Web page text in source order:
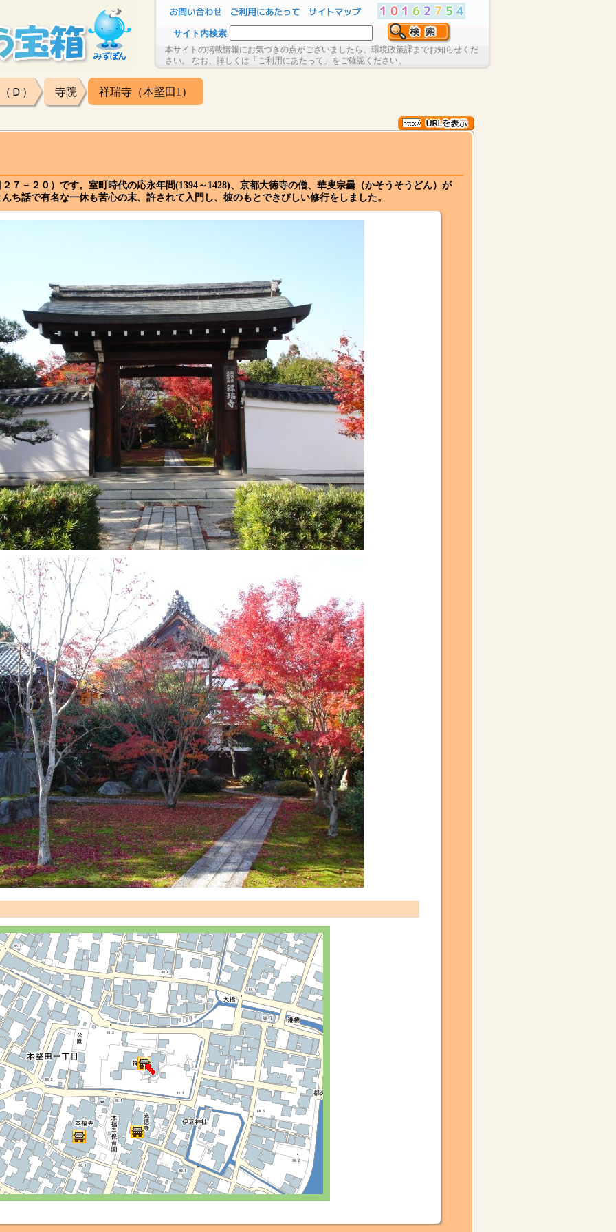
サイト内検索
本サイトの掲載情報にお気づきの点がございましたら、環境政策課までお知らせくだ
さい。 なお、詳しくは「ご利用にあたって」をご確認ください。
Ｄ） 寺院 祥瑞寺（本堅田1）
７－２０）です。室町時代の応永年間(1394～1428)、京都大徳寺の僧、華叟宗曇（かそうそうどん）が
ち話で有名な一休も苦心の末、許されて入門し、彼のもとできびしい修行をしました。